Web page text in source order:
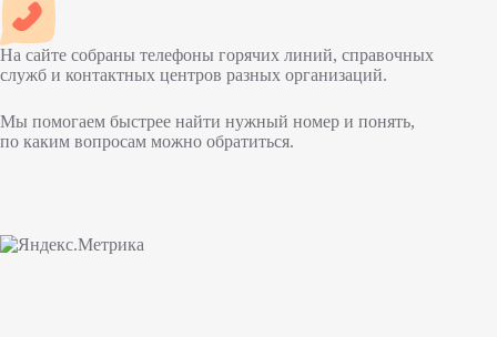
На сайте собраны телефоны горячих линий, справочных
служб и контактных центров разных организаций.
Мы помогаем быстрее найти нужный номер и понять,
по каким вопросам можно обратиться.